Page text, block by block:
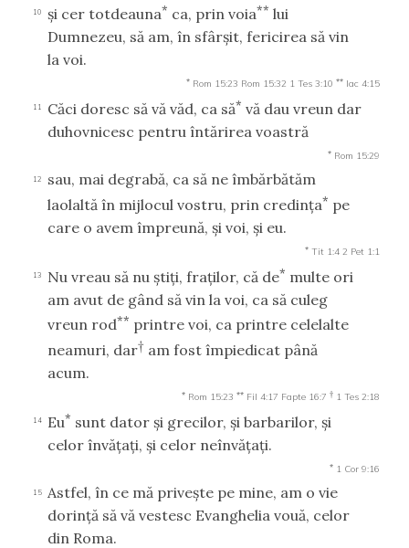
10 şi cer totdeauna* ca, prin voia** lui
Dumnezeu, să am, în sfârşit, fericirea să vin
la voi.
* Rom 15:23 Rom 15:32 1 Tes 3:10 ** Iac 4:15
11 Căci doresc să vă văd, ca să* vă dau vreun dar
duhovnicesc pentru întărirea voastră
* Rom 15:29
12
sau, mai degrabă, ca să ne îmbărbătăm
laolaltă în mijlocul vostru, prin credinţa* pe
care o avem împreună, şi voi, şi eu.
* Tit 1:4 2 Pet 1:1
13 Nu vreau să nu ştiţi, fraţilor, că de* multe ori
am avut de gând să vin la voi, ca să culeg
vreun rod** printre voi, ca printre celelalte
neamuri, dar† am fost împiedicat până
acum.
* Rom 15:23 ** Fil 4:17 Fapte 16:7 † 1 Tes 2:18
14 Eu* sunt dator şi grecilor, şi barbarilor, şi
celor învăţaţi, şi celor neînvăţaţi.
* 1 Cor 9:16
15
Astfel, în ce mă priveşte pe mine, am o vie
dorinţă să vă vestesc Evanghelia vouă, celor
din Roma.